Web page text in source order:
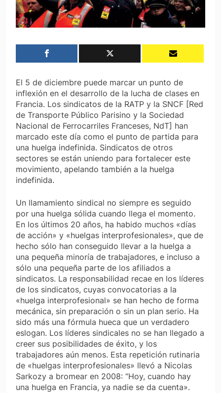
El 5 de diciembre puede marcar un punto de
inflexión en el desarrollo de la lucha de clases en
Francia. Los sindicatos de la RATP y la SNCF [Red
de Transporte Público Parisino y la Sociedad
Nacional de Ferrocarriles Franceses, NdT] han
marcado este día como el punto de partida para
una huelga indefinida. Sindicatos de otros
sectores se están uniendo para fortalecer este
movimiento, apelando también a la huelga
indefinida.
Un llamamiento sindical no siempre es seguido
por una huelga sólida cuando llega el momento.
En los últimos 20 años, ha habido muchos «días
de acción» y «huelgas interprofesionales», que de
hecho sólo han conseguido llevar a la huelga a
una pequeña minoría de trabajadores, e incluso a
sólo una pequeña parte de los afiliados a
sindicatos. La responsabilidad recae en los líderes
de los sindicatos, cuyas convocatorias a la
«huelga interprofesional» se han hecho de forma
mecánica, sin preparación o sin un plan serio. Ha
sido más una fórmula hueca que un verdadero
eslogan. Los líderes sindicales no se han llegado a
creer sus posibilidades de éxito, y los
trabajadores aún menos. Esta repetición rutinaria
de «huelgas interprofesionales» llevó a Nicolas
Sarkozy a bromear en 2008: “Hoy, cuando hay
una huelga en Francia, ya nadie se da cuenta».